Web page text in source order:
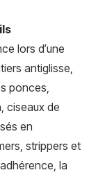
lors d’une
antiglisse,
ponces,
ciseaux de
en
strippers et
la